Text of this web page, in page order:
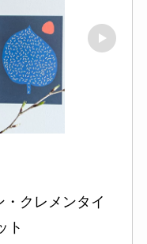
クレメンタイ
ト